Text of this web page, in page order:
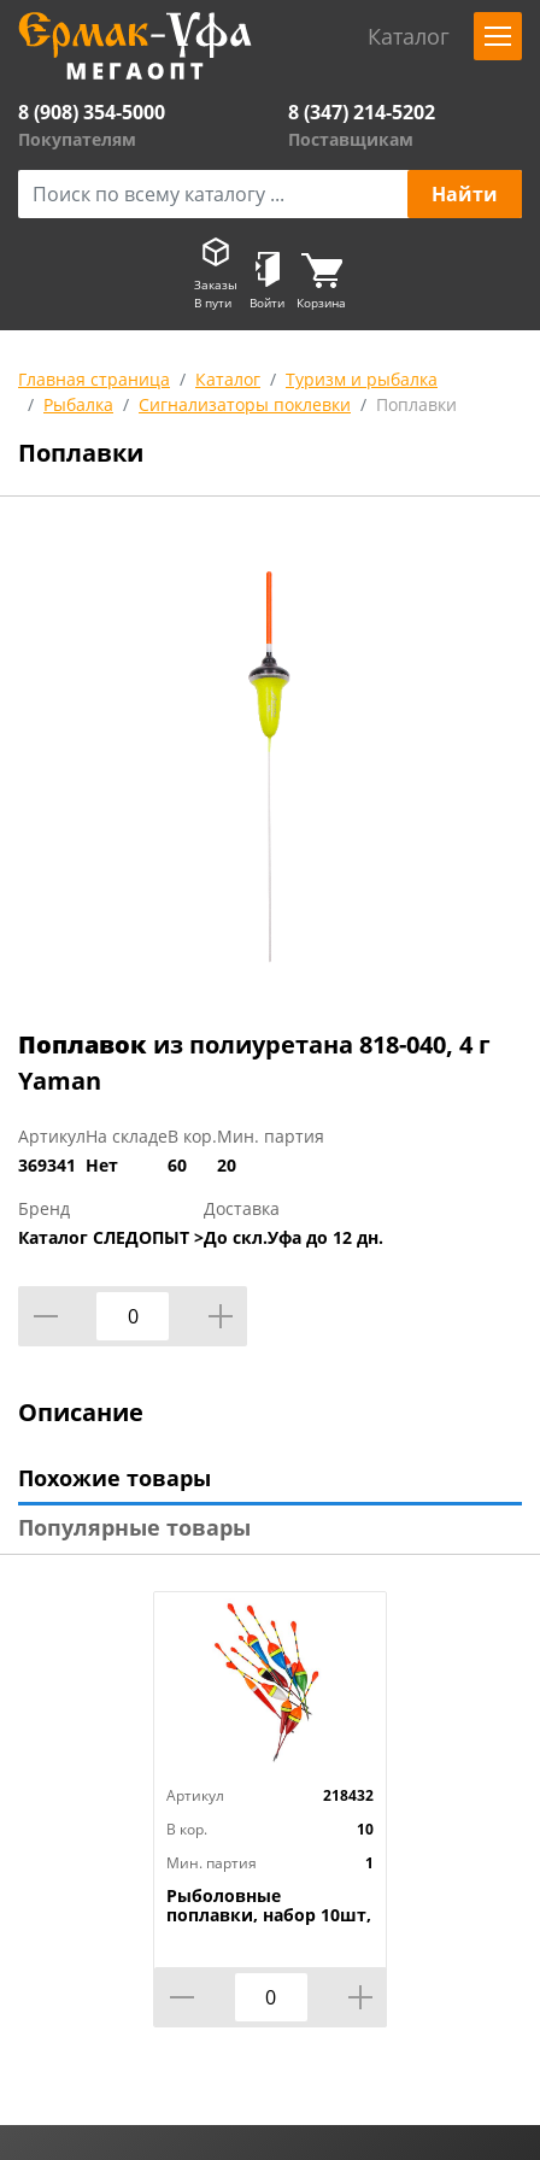
Каталог
8 (908) 354-5000
Покупателям
8 (347) 214-5202
Поставщикам
Заказы
В пути
Войти Корзина
Главная страница Каталог
Туризм и рыбалка
Рыбалка
Сигнализаторы поклевки Поплавки
Поплавки
Поплавок из полиуретана 818-040, 4 г
Yaman
Артикул
369341
На складе
Нет
В кор.
60
Мин. партия
20
Бренд
Каталог СЛЕДОПЫТ >
Доставка
До скл.Уфа до 12 дн.
Описание
Похожие товары
Популярные товары
Артикул
218432
В кор.
10
Мин. партия
1
Рыболовные
поплавки, набор 10шт,